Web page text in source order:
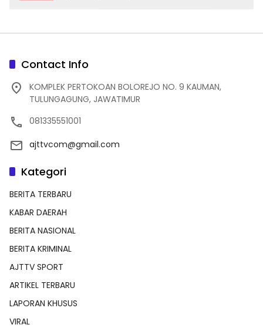
Contact Info
KOMPLEK PERTOKOAN BOLOREJO NO. 9 KAUMAN,
TULUNGAGUNG, JAWATIMUR
081335551001
ajttvcom@gmail.com
Kategori
BERITA TERBARU
KABAR DAERAH
BERITA NASIONAL
BERITA KRIMINAL
AJTTV SPORT
ARTIKEL TERBARU
LAPORAN KHUSUS
VIRAL